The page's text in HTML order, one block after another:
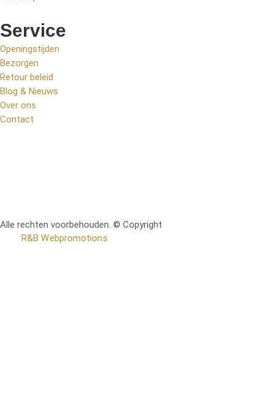
Service
Openingstijden
Bezorgen
Retour beleid
Blog & Nieuws
Over ons
Contact
Alle rechten voorbehouden. © Copyright
R&B Webpromotions